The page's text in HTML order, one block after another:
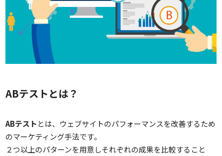
ABテストとは？
ABテスト とは、ウェブサイトのパフォーマンスを改善するため
のマーケティング手法です。
２つ以上のパターンを用意しそれぞれの成果を比較すること